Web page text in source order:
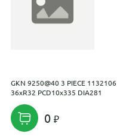
GKN 9250@40 3 PIECE 1132106
36xR32 PCD10x335 DIA281
0